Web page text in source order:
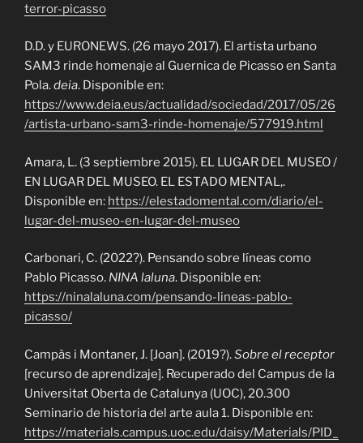
terror-picasso
D.D. y EURONEWS. (26 mayo 2017). El artista urbano
SAM3 rinde homenaje al Guernica de Picasso en Santa
Pola.deia. Disponible en:
https://www.deia.eus/actualidad/sociedad/2017/05/26
/artista-urbano-sam3-rinde-homenaje/577919.html
Amara, L. (3 septiembre 2015). EL LUGAR DEL MUSEO /
EN LUGAR DEL MUSEO. EL ESTADO MENTAL,.
Disponible en: https://elestadomental.com/diario/el-
lugar-del-museo-en-lugar-del-museo
Carbonari, C. (2022?). Pensando sobre líneas como
Pablo Picasso. NINA laluna. Disponible en:
https://ninalaluna.com/pensando-lineas-pablo-
picasso/
Campàs i Montaner, J. [Joan]. (2019?).Sobre el receptor
[recurso de aprendizaje]. Recuperado del Campus de la
Universitat Oberta de Catalunya (UOC), 20.300
Seminario de historia del arte aula 1. Disponible en:
https://materials.campus.uoc.edu/daisy/Materials/PID_